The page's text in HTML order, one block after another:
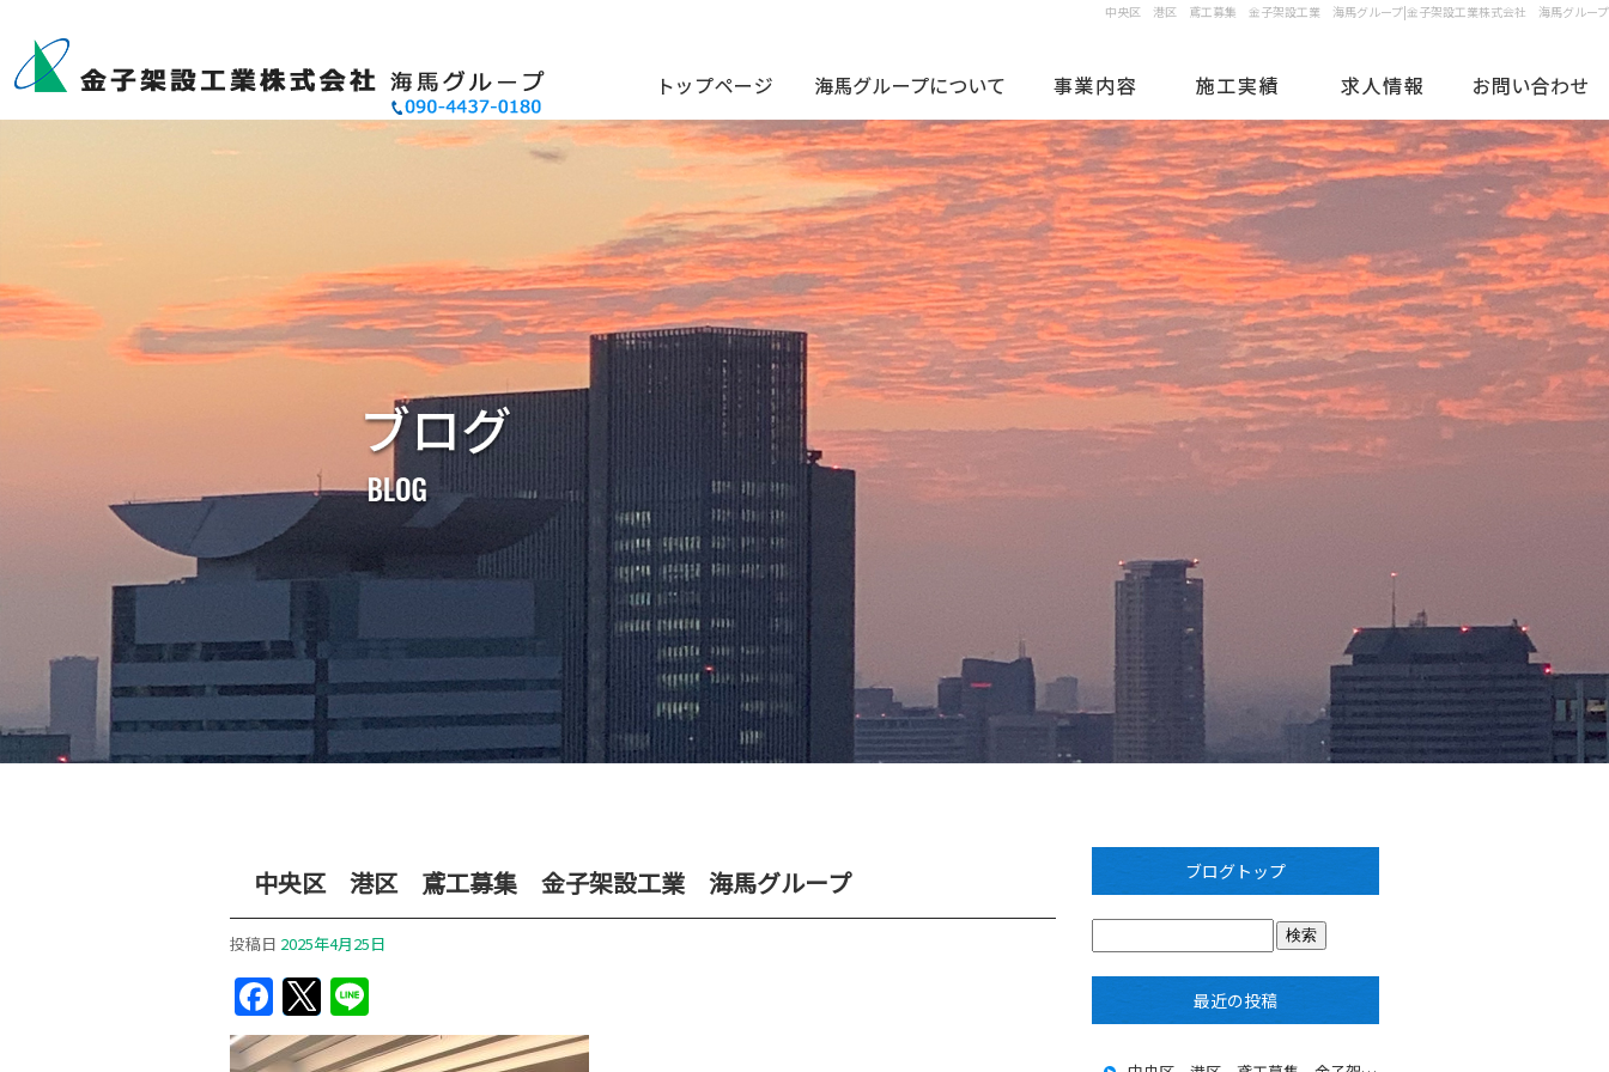
中央区 港区 鳶工募集 金子架設工業 海馬グループ|金子架設工業株式会社 海馬グループ
中央区 港区 鳶工募集 金子架設工業 海馬グループ
投稿日 2025年4月25日
Facebook
Twitter
ブログトップ
最近の投稿